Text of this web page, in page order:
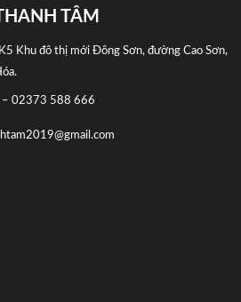
TÂM
Khu đô thị mới Đông Sơn, đường Cao Sơn,
02373 588 666